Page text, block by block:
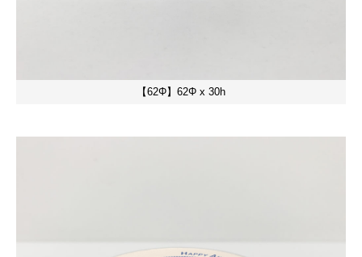
【62Φ】62Φ x 30h